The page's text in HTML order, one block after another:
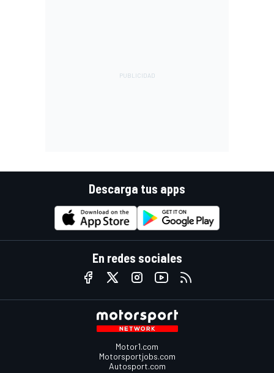
Descarga tus apps
En redes sociales
Motor1.com
Motorsportjobs.com
Autosport.com